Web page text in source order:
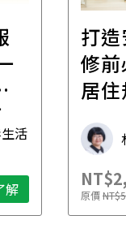
活
解
打
修
居
原價